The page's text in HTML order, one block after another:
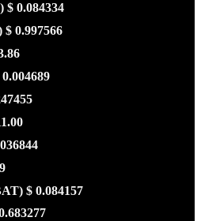
$ 0.084334
$ 0.997566
0.004689
$ 0.084157